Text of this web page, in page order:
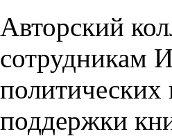
Авторский
сотрудникам
поддержки